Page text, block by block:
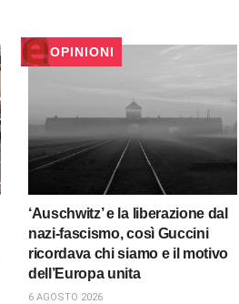
OPINIONI
‘Auschwitz’ e la liberazione dal
nazi-fascismo, così Guccini
ricordava chi siamo e il motivo
dell’Europa unita
6 AGOSTO 2026